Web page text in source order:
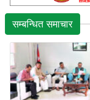
सम्बन्धित समाचार